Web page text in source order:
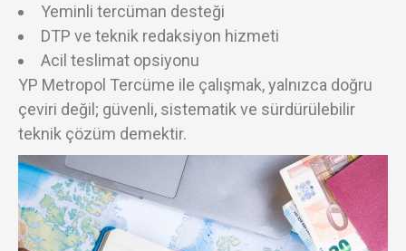
Yeminli tercüman desteği
DTP ve teknik redaksiyon hizmeti
Acil teslimat opsiyonu
YP Metropol Tercüme ile çalışmak, yalnızca doğru
çeviri değil; güvenli, sistematik ve sürdürülebilir
teknik çözüm demektir.